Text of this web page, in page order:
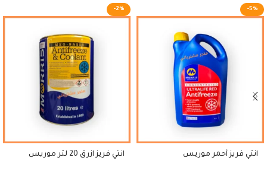
-5%
انتي فريز أحمر موريس
-2%
انتي فريز ازرق 20 لتر موريس